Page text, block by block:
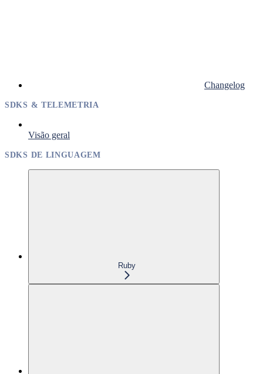
Changelog
SDKS & TELEMETRIA
Visão geral
SDKS DE LINGUAGEM
Ruby